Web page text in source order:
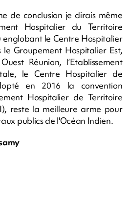
de conclusion je dirais même
Hospitalier du Territoire
englobant le Centre Hospitalier
Groupement Hospitalier Est,
Réunion, l’Etablissement
le Centre Hospitalier de
en 2016 la convention
Hospitalier de Territoire
reste la meilleure arme pour
publics de l'Océan Indien.